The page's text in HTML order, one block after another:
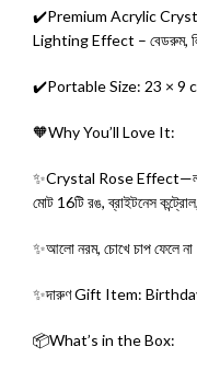
✔️Premium Acrylic
Lighting Effect – বেডরুম,
✔️Portable Size: 23 × 9
🧡Why You’ll Love It:
✨Crystal Rose Effect—লাইট
মোট 16টি রঙ, ব্রাইটনেস
✨আলো নরম, চোখে চাপ ফেলে না
✨দারুণ Gift Item:
📦What’s in the Box: